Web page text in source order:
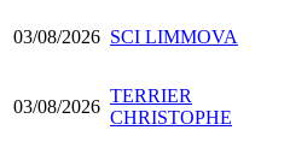
03/08/2026 SCI LIMMOVA
03/08/2026
TERRIER
CHRISTOPHE